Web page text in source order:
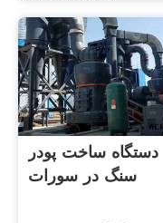
دستگاه ساخت پودر
سنگ در سورات